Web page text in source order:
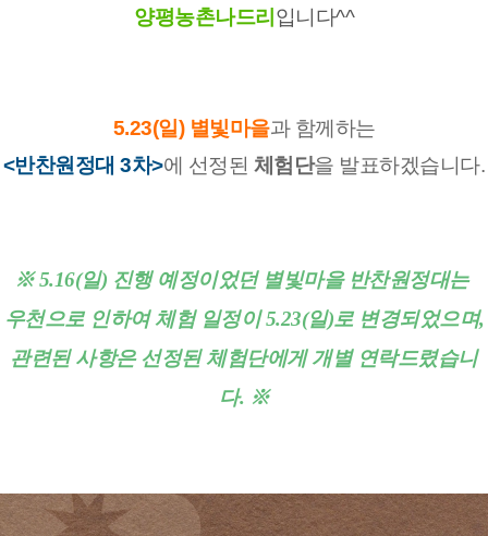
양평농촌나드리 입니다^^
5.23(일) 별빛마을과 함께하는
<반찬원정대 3차>에 선정된 체험단을 발표하겠습니다.
※ 5.16(일) 진행 예정이었던 별빛마을 반찬원정대는
우천으로 인하여 체험 일정이 5.23(일)로 변경되었으며,
관련된 사항은 선정된 체험단에게 개별 연락드렸습니
다. ※